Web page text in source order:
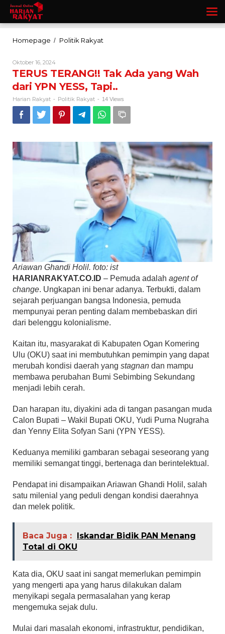
Lewati
konten
Homepage / Politik Rakyat
yang
Wah
dari
YPN
YESS,
Tapi..
Oktober 16, 2024Oleh
Harian
Rakyat
TERUS TERANG!! Tak Ada yang Wah
dari YPN YESS, Tapi..
Harian Rakyat - Politik Rakyat - 14 Views
Ariawan Ghandi Holil. foto: ist
HARIANRAKYAT.CO.ID – Pemuda adalah agent of
change. Ungkapan ini benar adanya. Terbukti, dalam
sejarah perjuangan bangsa Indonesia, pemuda
mempunyai peran penting dalam membebaskan diri
dari belenggu kolonialisme.
Kaitan itu, masyarakat di Kabupaten Ogan Komering
Ulu (OKU) saat ini membutuhkan pemimpin yang dapat
merubah kondisi daerah yang stagnan dan mampu
membawa perubahan Bumi Sebimbing Sekundang
menjadi lebih cerah.
Dan harapan itu, diyakini ada di tangan pasangan muda
Calon Bupati – Wakil Bupati OKU, Yudi Purna Nugraha
dan Yenny Elita Sofyan Sani (YPN YESS).
Keduanya memiliki gambaran sebagai seseorang yang
memiliki semangat tinggi, bertenaga dan berintelektual.
Pendapat ini disampaikan Ariawan Ghandi Holil, salah
satu milenial yang peduli dengan kondisi daerahnya
dan melek politik.
Baca Juga : Iskandar Bidik PAN Menang
Total di OKU
Kata dia, OKU saat ini sangat memerlukan pemimpin
yang mengerti apa yang harus dilakukan dalam
menyikapi segala permasalahan yang kerap
mengemuka sejak dulu.
Mulai dari masalah ekonomi, infrastruktur, pendidikan,